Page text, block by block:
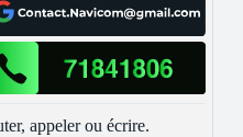
appeler ou écrire.